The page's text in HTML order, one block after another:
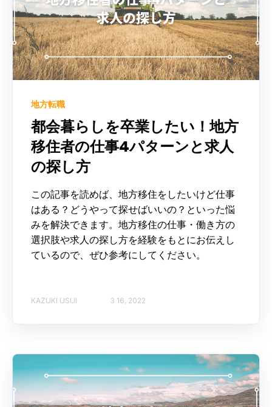
地方転職
都会暮らしを卒業したい！地方
移住者の仕事4パターンと求人
の探し方
この記事を読めば、地方移住をしたいけど仕事
はある？どうやって探せばいいの？といった悩
みを解決できます。地方移住の仕事・働き方の
選択肢や求人の探し方を経験をもとにお伝えし
ているので、ぜひ参考にしてください。
KAZUKI USUI 3 16, 2022